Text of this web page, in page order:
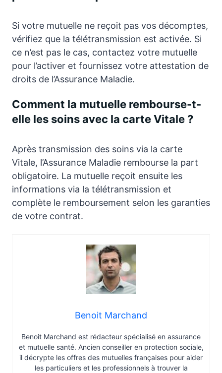
Si votre mutuelle ne reçoit pas vos décomptes,
vérifiez que la télétransmission est activée. Si
ce n’est pas le cas, contactez votre mutuelle
pour l’activer et fournissez votre attestation de
droits de l’Assurance Maladie.
Comment la mutuelle rembourse-t-
elle les soins avec la carte Vitale ?
Après transmission des soins via la carte
Vitale, l’Assurance Maladie rembourse la part
obligatoire. La mutuelle reçoit ensuite les
informations via la télétransmission et
complète le remboursement selon les garanties
de votre contrat.
Benoit Marchand
Benoit Marchand est rédacteur spécialisé en assurance
et mutuelle santé. Ancien conseiller en protection sociale,
il décrypte les offres des mutuelles françaises pour aider
les particuliers et les professionnels à trouver la